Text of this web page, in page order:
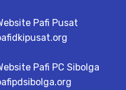
Pafi Pusat
Pafi PC Sibolga